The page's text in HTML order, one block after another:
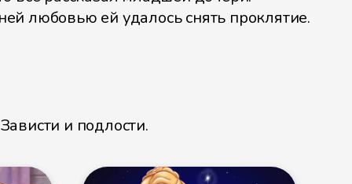
любовью ей удалось снять проклятие.
и подлости.